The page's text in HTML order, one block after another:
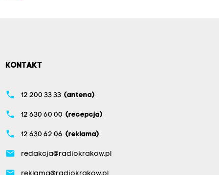
KONTAKT
phone 12 200 33 33 (antena)
phone 12 630 60 00 (recepcja)
phone 12 630 62 06 (reklama)
email redakcja@radiokrakow.pl